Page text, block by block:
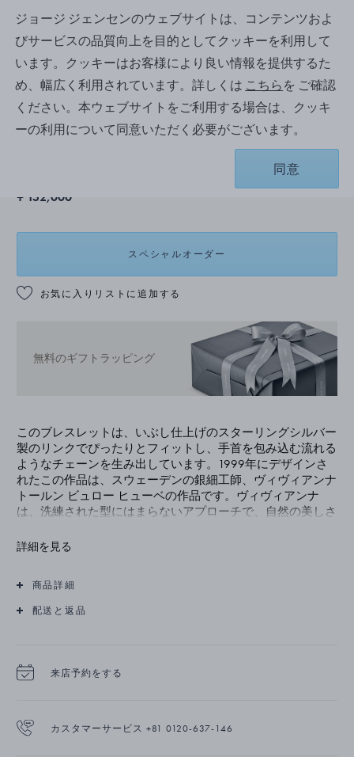
The Collector ブレスレット 299
スターリングシルバー（いぶし仕上げ）
サイズを選択してください
¥ 132,000
スペシャルオーダー
お気に入りリストに追加する
無料のギフトラッピング
このブレスレットは、いぶし仕上げのスターリングシルバー
製のリンクでぴったりとフィットし、手首を包み込む流れる
ようなチェーンを生み出しています。1999年にデザインさ
れたこの作品は、スウェーデンの銀細工師、ヴィヴィアンナ
トールン ビュロー ヒューベの作品です。ヴィヴィアンナ
は、洗練された型にはまらないアプローチで、自然の美しさ
なく、この分野で世界的に知られるようになった最初の女性
再発行された一連のデザインのコレクターの一つです。この
コレクションは、20世紀後半に活躍した女性アーティスト
詳細を見る
商品詳細
配送と返品
来店予約をする
カスタマーサービス +81 0120-637-146
ジョージ ジェンセンのウェブサイトは、コンテンツおよ
びサービスの品質向上を目的としてクッキーを利用して
います。クッキーはお客様により良い情報を提供するた
め、幅広く利用されています。詳しくは こちらを ご確認
ください。本ウェブサイトをご利用する場合は、クッキ
ーの利用について同意いただく必要がございます。
同意